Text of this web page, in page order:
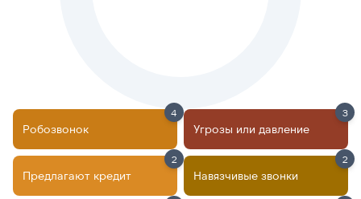
Робозвонок
4
Угрозы или давление
3
Предлагают кредит
2
Навязчивые звонки
2